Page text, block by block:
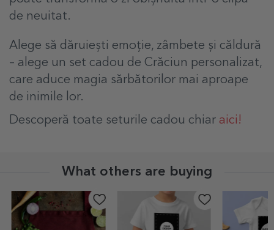
de neuitat.
Alege să dăruiești emoție, zâmbete și căldură
– alege un set cadou de Crăciun personalizat,
care aduce magia sărbătorilor mai aproape
de inimile lor.
Descoperă toate seturile cadou chiar aici!
What others are buying